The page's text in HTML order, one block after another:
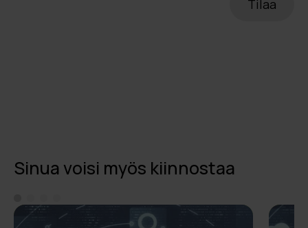
Sinua voisi myös kiinnostaa